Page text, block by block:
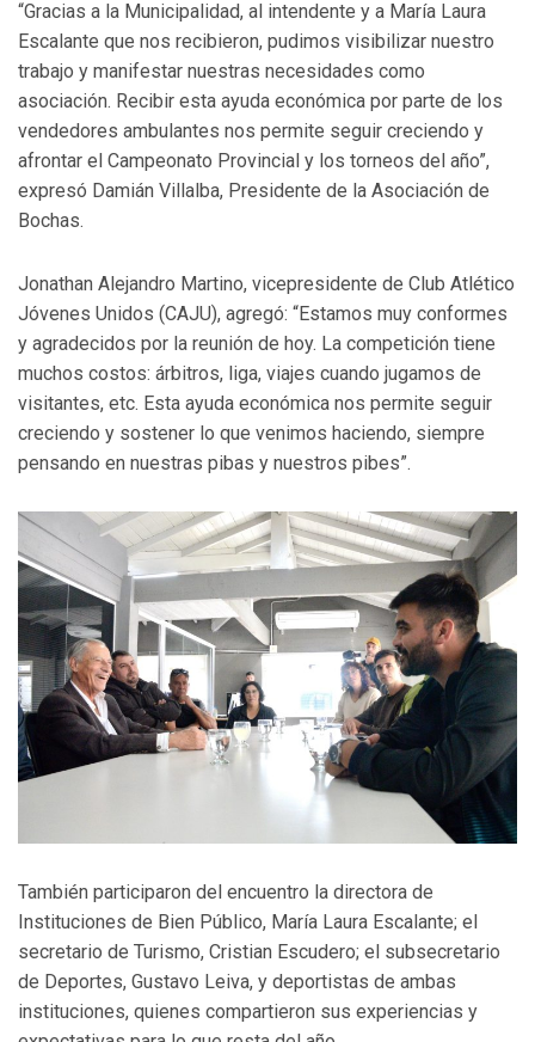
“Gracias a la Municipalidad, al intendente y a María Laura
Escalante que nos recibieron, pudimos visibilizar nuestro
trabajo y manifestar nuestras necesidades como
asociación. Recibir esta ayuda económica por parte de los
vendedores ambulantes nos permite seguir creciendo y
afrontar el Campeonato Provincial y los torneos del año”,
expresó Damián Villalba, Presidente de la Asociación de
Bochas.
Jonathan Alejandro Martino, vicepresidente de Club Atlético
Jóvenes Unidos (CAJU), agregó: “Estamos muy conformes
y agradecidos por la reunión de hoy. La competición tiene
muchos costos: árbitros, liga, viajes cuando jugamos de
visitantes, etc. Esta ayuda económica nos permite seguir
creciendo y sostener lo que venimos haciendo, siempre
pensando en nuestras pibas y nuestros pibes”.
También participaron del encuentro la directora de
Instituciones de Bien Público, María Laura Escalante; el
secretario de Turismo, Cristian Escudero; el subsecretario
de Deportes, Gustavo Leiva, y deportistas de ambas
instituciones, quienes compartieron sus experiencias y